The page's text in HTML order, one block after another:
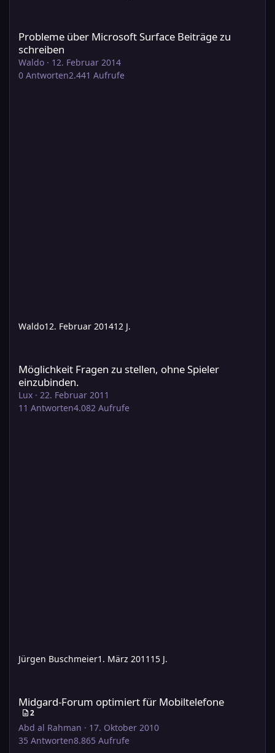
Probleme über Microsoft Surface Beiträge zu
schreiben
Waldo · 12. Februar 2014
0 Antworten2.441 Aufrufe
Waldo12. Februar 201412 J.
Möglichkeit Fragen zu stellen, ohne Spieler
einzubinden.
Lux · 22. Februar 2011
11 Antworten4.082 Aufrufe
Jürgen Buschmeier1. März 2011 15 J.
Midgard-Forum optimiert für Mobiltelefone
2
Abd al Rahman · 17. Oktober 2010
35 Antworten8.865 Aufrufe